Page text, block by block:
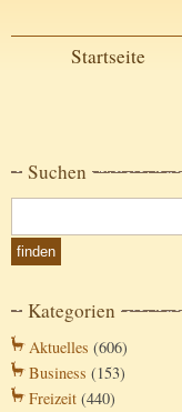
Startseite
Suchen
Kategorien
Aktuelles (606)
Business (153)
Freizeit (440)